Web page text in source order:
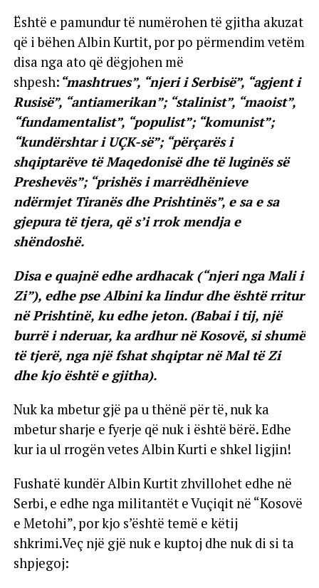
Është e pamundur të numërohen të gjitha akuzat
që i bëhen Albin Kurtit, por po përmendim vetëm
disa nga ato që dëgjohen më
shpesh: “mashtrues”, “njeri i Serbisë”, “agjent i
Rusisë”, “antiamerikan”; “stalinist”, “maoist”,
“fundamentalist”, “populist”; “komunist”;
“kundërshtar i UÇK-së”; “përçarës i
shqiptarëve të Maqedonisë dhe të luginës së
Preshevës”; “prishës i marrëdhënieve
ndërmjet Tiranës dhe Prishtinës”, e sa e sa
gjepura të tjera, që s’i rrok mendja e
shëndoshë.
Disa e quajnë edhe ardhacak (“njeri nga Mali i
Zi”), edhe pse Albini ka lindur dhe është rritur
në Prishtinë, ku edhe jeton. (Babai i tij, një
burrë i nderuar, ka ardhur në Kosovë, si shumë
të tjerë, nga një fshat shqiptar në Mal të Zi
dhe kjo është e gjitha).
Nuk ka mbetur gjë pa u thënë për të, nuk ka
mbetur sharje e fyerje që nuk i është bërë. Edhe
kur ia ul rrogën vetes Albin Kurti e shkel ligjin!
Fushatë kundër Albin Kurtit zhvillohet edhe në
Serbi, e edhe nga militantët e Vuçiqit në “Kosovë
e Metohi”, por kjo s’është temë e këtij
shkrimi.Veç një gjë nuk e kuptoj dhe nuk di si ta
shpjegoj: